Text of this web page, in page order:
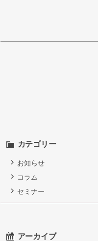
カテゴリー
お知らせ
コラム
セミナー
アーカイブ